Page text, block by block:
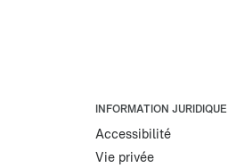
INFORMATION JURIDIQUE
Accessibilité
Vie privée